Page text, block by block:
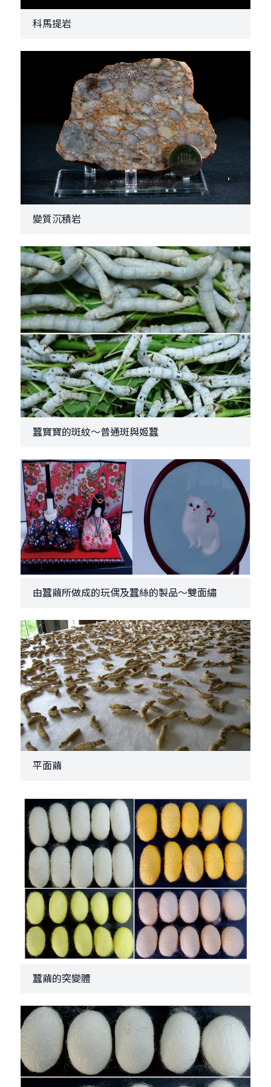
科馬提岩
變質沉積岩
蠶寶寶的斑紋～普通斑與姬蠶
由蠶繭所做成的玩偶及蠶絲的製品～雙面繡
平面繭
蠶繭的突變體